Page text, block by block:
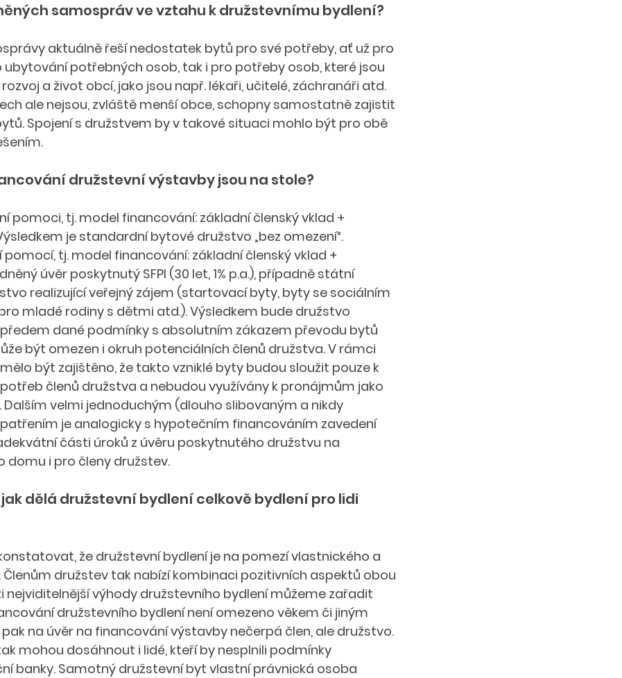
samospráv ve vztahu k družstevnímu bydlení?
aktuálně řeší nedostatek bytů pro své potřeby, ať už pro
ubytování potřebných osob, tak i pro potřeby osob, které jsou
a život obcí, jako jsou např. lékaři, učitelé, záchranáři atd.
ale nejsou, zvláště menší obce, schopny samostatně zajistit
Spojení s družstvem by v takové situaci mohlo být pro obě
družstevní výstavby jsou na stole?
pomoci, tj. model financování: základní členský vklad +
je standardní bytové družstvo „bez omezení“.
tj. model financování: základní členský vklad +
úvěr poskytnutý SFPI (30 let, 1% p.a.), případně státní
realizující veřejný zájem (startovací byty, byty se sociálním
mladé rodiny s dětmi atd.). Výsledkem bude družstvo
dané podmínky s absolutním zákazem převodu bytů
být omezen i okruh potenciálních členů družstva. V rámci
být zajištěno, že takto vzniklé byty budou sloužit pouze k
členů družstva a nebudou využívány k pronájmům jako
Dalším velmi jednoduchým (dlouho slibovaným a nikdy
je analogicky s hypotečním financováním zavedení
části úroků z úvěru poskytnutého družstvu na
domu i pro členy družstev.
dělá družstevní bydlení celkově bydlení pro lidi
že družstevní bydlení je na pomezí vlastnického a
Členům družstev tak nabízí kombinaci pozitivních aspektů obou
nejviditelnější výhody družstevního bydlení můžeme zařadit
družstevního bydlení není omezeno věkem či jiným
na úvěr na financování výstavby nečerpá člen, ale družstvo.
mohou dosáhnout i lidé, kteří by nesplnili podmínky
banky. Samotný družstevní byt vlastní právnická osoba